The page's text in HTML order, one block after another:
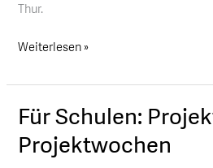
Thur.
Weiterlesen »
Für Schulen:
Projektwochen
Für
Projekttage